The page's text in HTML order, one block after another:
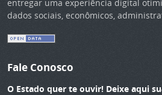
entregar uma experiência digital
dados sociais, econômicos,
Fale Conosco
O Estado quer te ouvir! Deixe aqui